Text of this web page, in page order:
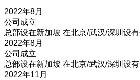
2022年8月
公司成立
总部设在新加坡 在北京/武汉/深圳设有
2022年8月
公司成立
总部设在新加坡 在北京/武汉/深圳设有
2022年11月